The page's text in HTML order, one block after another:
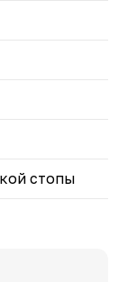
носке.
стопы